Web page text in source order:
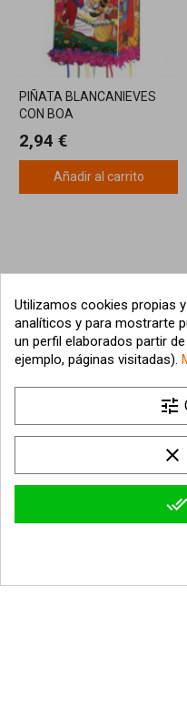
PIÑATA BLANCANIEVES
CON BOA
2,94 €
Añadir al carrito
Información sobre la
Utilizamos cookies propias
analíticos y para mostrarte
un perfil elaborados partir
ejemplo, páginas visitadas).
tune
clear
done_all